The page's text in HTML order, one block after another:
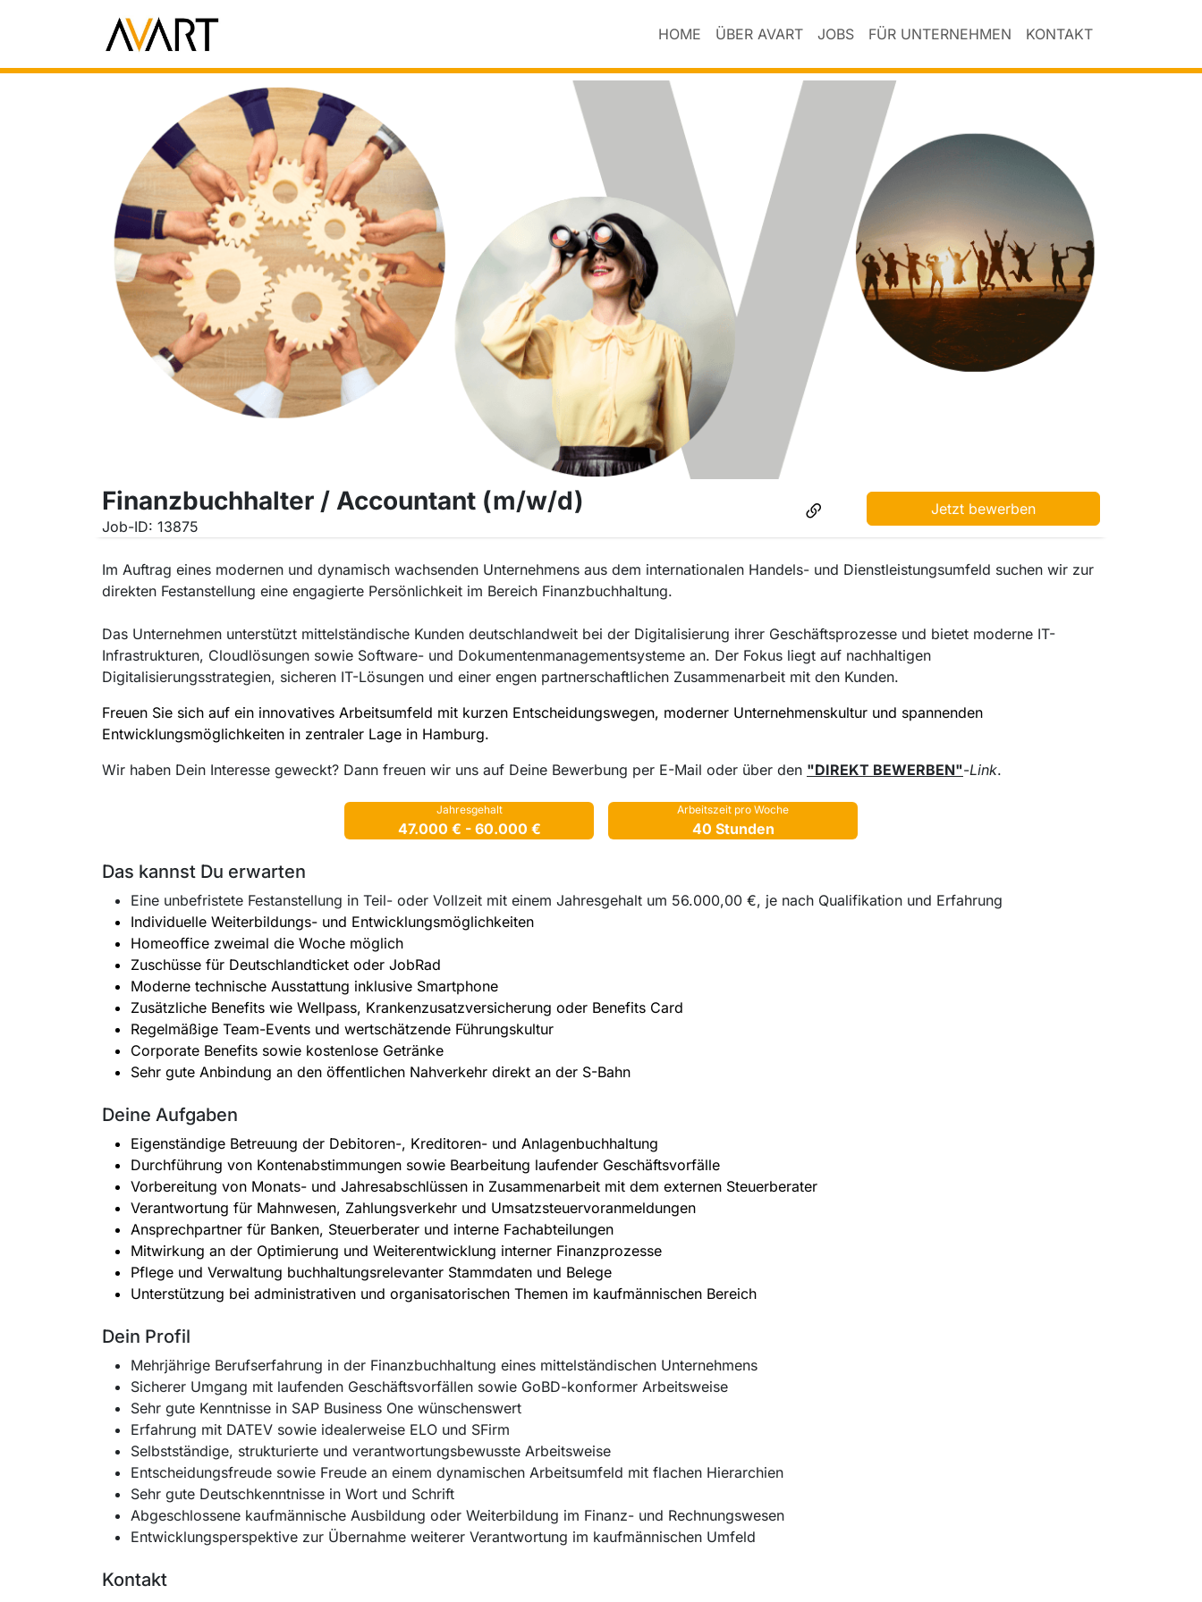
HOME ÜBER AVART JOBS FÜR UNTERNEHMEN KONTAKT
Finanzbuchhalter / Accountant (m/w/d)
Job-ID: 13875
Jetzt bewerben
Im Auftrag eines modernen und dynamisch wachsenden Unternehmens aus dem internationalen Handels- und Dienstleistungsumfeld suchen wir zur
direkten Festanstellung eine engagierte Persönlichkeit im Bereich Finanzbuchhaltung.
Das Unternehmen unterstützt mittelständische Kunden deutschlandweit bei der Digitalisierung ihrer Geschäftsprozesse und bietet moderne IT-
Infrastrukturen, Cloudlösungen sowie Software- und Dokumentenmanagementsysteme an. Der Fokus liegt auf nachhaltigen
Digitalisierungsstrategien, sicheren IT-Lösungen und einer engen partnerschaftlichen Zusammenarbeit mit den Kunden.
Freuen Sie sich auf ein innovatives Arbeitsumfeld mit kurzen Entscheidungswegen, moderner Unternehmenskultur und spannenden
Entwicklungsmöglichkeiten in zentraler Lage in Hamburg.
Wir haben Dein Interesse geweckt? Dann freuen wir uns auf Deine Bewerbung per E-Mail oder über den "DIREKT BEWERBEN"-Link.
Jahresgehalt
47.000 € - 60.000 €
Arbeitszeit pro Woche
40 Stunden
Das kannst Du erwarten
Eine unbefristete Festanstellung in Teil- oder Vollzeit mit einem Jahresgehalt um 56.000,00 €, je nach Qualifikation und Erfahrung
Individuelle Weiterbildungs- und Entwicklungsmöglichkeiten
Homeoffice zweimal die Woche möglich
Zuschüsse für Deutschlandticket oder JobRad
Moderne technische Ausstattung inklusive Smartphone
Zusätzliche Benefits wie Wellpass, Krankenzusatzversicherung oder Benefits Card
Regelmäßige Team-Events und wertschätzende Führungskultur
Corporate Benefits sowie kostenlose Getränke
Sehr gute Anbindung an den öffentlichen Nahverkehr direkt an der S-Bahn
Deine Aufgaben
Eigenständige Betreuung der Debitoren-, Kreditoren- und Anlagenbuchhaltung
Durchführung von Kontenabstimmungen sowie Bearbeitung laufender Geschäftsvorfälle
Vorbereitung von Monats- und Jahresabschlüssen in Zusammenarbeit mit dem externen Steuerberater
Verantwortung für Mahnwesen, Zahlungsverkehr und Umsatzsteuervoranmeldungen
Ansprechpartner für Banken, Steuerberater und interne Fachabteilungen
Mitwirkung an der Optimierung und Weiterentwicklung interner Finanzprozesse
Pflege und Verwaltung buchhaltungsrelevanter Stammdaten und Belege
Unterstützung bei administrativen und organisatorischen Themen im kaufmännischen Bereich
Dein Profil
Mehrjährige Berufserfahrung in der Finanzbuchhaltung eines mittelständischen Unternehmens
Sicherer Umgang mit laufenden Geschäftsvorfällen sowie GoBD-konformer Arbeitsweise
Sehr gute Kenntnisse in SAP Business One wünschenswert
Erfahrung mit DATEV sowie idealerweise ELO und SFirm
Selbstständige, strukturierte und verantwortungsbewusste Arbeitsweise
Entscheidungsfreude sowie Freude an einem dynamischen Arbeitsumfeld mit flachen Hierarchien
Sehr gute Deutschkenntnisse in Wort und Schrift
Abgeschlossene kaufmännische Ausbildung oder Weiterbildung im Finanz- und Rechnungswesen
Entwicklungsperspektive zur Übernahme weiterer Verantwortung im kaufmännischen Umfeld
Kontakt